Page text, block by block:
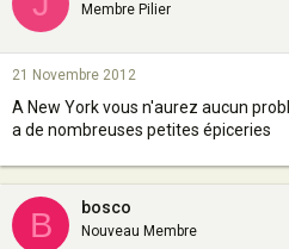
Membre Pilier
21 Novembre 2012
A New York vous n'aurez aucun
a de nombreuses petites épiceries
B bosco
Nouveau Membre